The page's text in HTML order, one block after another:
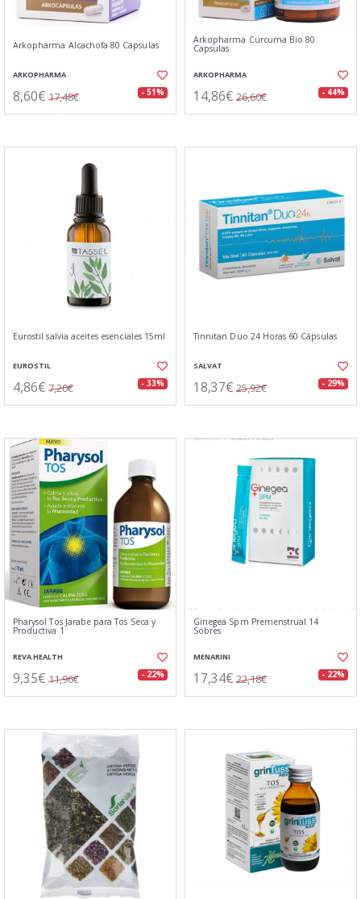
Arkopharma Alcachofa 80 Capsulas
ARKOPHARMA
8,60€ 17,48€ - 51%
Arkopharma Curcuma Bio 80
Capsulas
ARKOPHARMA
14,86€ 26,60€ - 44%
Eurostil salvia aceites esenciales 15ml
EUROSTIL
4,86€ 7,20€ - 33%
Tinnitan Duo 24 Horas 60 Cápsulas
SALVAT
18,37€ 25,92€ - 29%
Pharysol Tos Jarabe para Tos Seca y
Productiva 1
REVA HEALTH
9,35€ 11,96€ - 22%
Ginegea Spm Premenstrual 14
Sobres
MENARINI
17,34€ 22,18€ - 22%